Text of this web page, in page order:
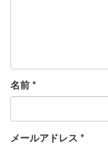
名前 *
メールアドレス *